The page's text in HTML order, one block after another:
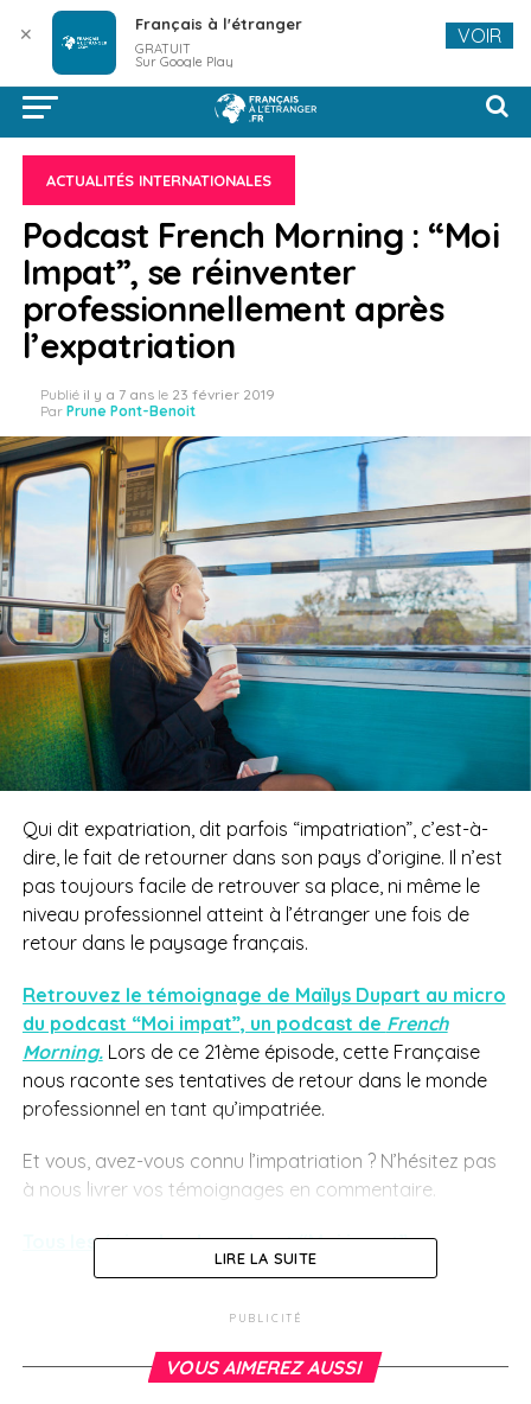
ACTUALITÉS INTERNATIONALES
Podcast French Morning : “Moi
Impat”, se réinventer
professionnellement après
l’expatriation
Publié il y a 7 ans le 23 février 2019
Par Prune Pont-Benoit
Qui dit expatriation, dit parfois “impatriation”, c’est-à-
dire, le fait de retourner dans son pays d’origine. Il n’est
pas toujours facile de retrouver sa place, ni même le
niveau professionnel atteint à l’étranger une fois de
retour dans le paysage français.
Retrouvez le témoignage de Maïlys Dupart au micro
du podcast “Moi impat”, un podcast de French
Morning.Lors de ce 21ème épisode, cette Française
nous raconte ses tentatives de retour dans le monde
professionnel en tant qu’impatriée.
Et vous, avez-vous connu l’impatriation ? N’hésitez pas
à nous livrer vos témoignages en commentaire.
Tous les épisodes du podcast “Moi impat”.
Vers un statut d’étudiant handicapé international
LIRE LA SUITE
PUBLICITÉ
VOUS AIMEREZ AUSSI
✕ Français à l'étranger
GRATUIT
Sur Google Play
VOIR